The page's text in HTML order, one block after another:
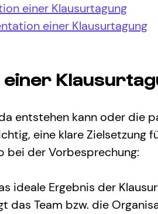
einer Klausurtagung
einer Klausurtagung
einer
entstehen kann oder die
eine klare Zielsetzung
bei der Vorbesprechung:
ideale Ergebnis der
das Team bzw. die